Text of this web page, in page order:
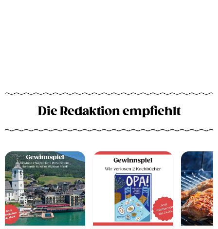
Die Redaktion empfiehlt